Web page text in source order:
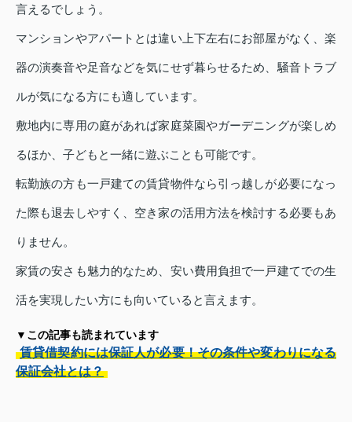
言えるでしょう。
マンションやアパートとは違い上下左右にお部屋がなく、楽
器の演奏音や足音などを気にせず暮らせるため、騒音トラブ
ルが気になる方にも適しています。
敷地内に専用の庭があれば家庭菜園やガーデニングが楽しめ
るほか、子どもと一緒に遊ぶことも可能です。
転勤族の方も一戸建ての賃貸物件なら引っ越しが必要になっ
た際も退去しやすく、空き家の活用方法を検討する必要もあ
りません。
家賃の安さも魅力的なため、安い費用負担で一戸建てでの生
活を実現したい方にも向いていると言えます。
▼この記事も読まれています
賃貸借契約には保証人が必要！その条件や変わりになる
保証会社とは？